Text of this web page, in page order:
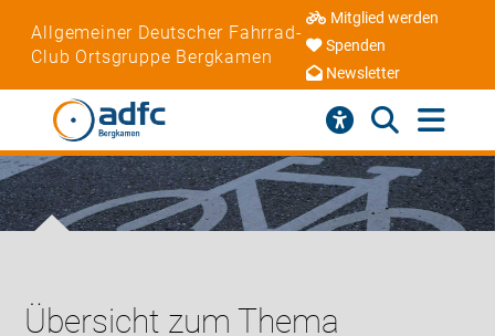
Allgemeiner Deutscher Fahrrad-
Club Ortsgruppe Bergkamen
Mitglied werden
Spenden
Newsletter
Übersicht zum Thema